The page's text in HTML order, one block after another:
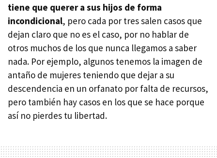
tiene que querer a sus hijos de forma
incondicional, pero cada por tres salen casos que
dejan claro que no es el caso, por no hablar de
otros muchos de los que nunca llegamos a saber
nada. Por ejemplo, algunos tenemos la imagen de
antaño de mujeres teniendo que dejar a su
descendencia en un orfanato por falta de recursos,
pero también hay casos en los que se hace porque
así no pierdes tu libertad.